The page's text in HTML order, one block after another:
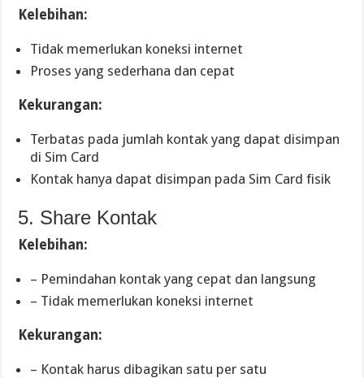
Kelebihan:
Tidak memerlukan koneksi internet
Proses yang sederhana dan cepat
Kekurangan:
Terbatas pada jumlah kontak yang dapat disimpan
di Sim Card
Kontak hanya dapat disimpan pada Sim Card fisik
5. Share Kontak
Kelebihan:
– Pemindahan kontak yang cepat dan langsung
– Tidak memerlukan koneksi internet
Kekurangan:
– Kontak harus dibagikan satu per satu